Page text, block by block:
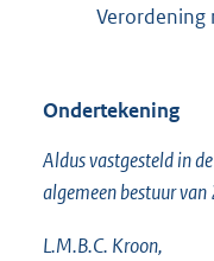
Verordening
Ondertekening
Aldus vastgesteld in
algemeen bestuur
L.M.B.C. Kroon,